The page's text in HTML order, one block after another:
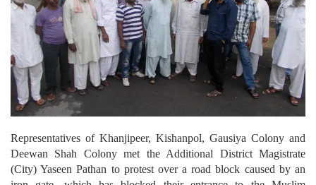
Representatives of Khanjipeer, Kishanpol, Gausiya Colony and
Deewan Shah Colony met the Additional District Magistrate
(City) Yaseen Pathan to protest over a road block caused by an